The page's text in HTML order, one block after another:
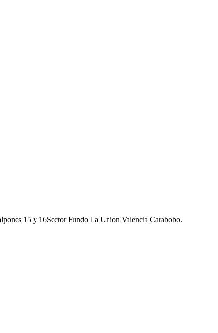
15 y 16Sector Fundo La Union Valencia Carabobo.